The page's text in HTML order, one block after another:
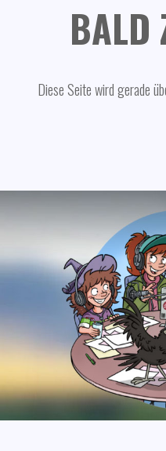
BALD
Diese Seite wird gerade